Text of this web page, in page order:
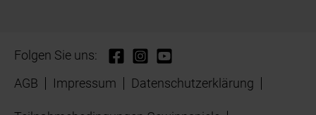
Folgen Sie uns:
AGB
Impressum Datenschutzerklärung